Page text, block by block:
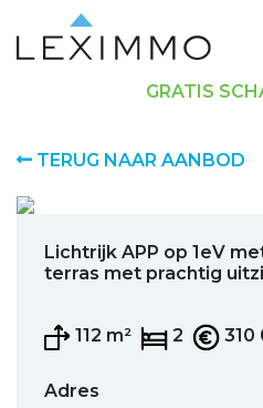
GRATIS
TERUG NAAR AANBOD
Lichtrijk APP op 1eV
terras met prachtig
112 m² 2 310
Adres